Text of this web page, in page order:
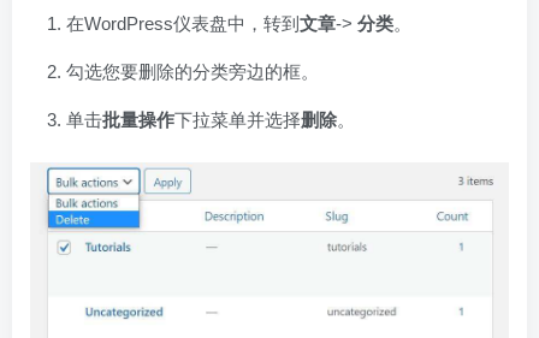
在WordPress仪表盘中，转到 文章-> 分类。
勾选您要删除的分类旁边的框。
单击批量操作下拉菜单并选择删除。